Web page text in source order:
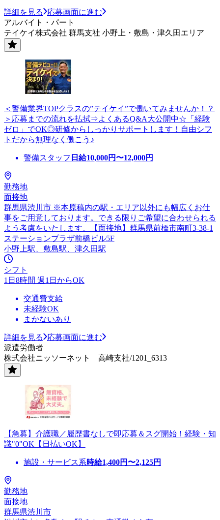
詳細を見る
応募画面に進む
アルバイト・パート
テイケイ株式会社 群馬支社 小野上・敷島・津久田エリア
＜警備業界TOPクラスの”テイケイ”で働いてみませんか！？
＞応募までの流れを払拭⇒よくあるQ&A大公開中☆「経験
ゼロ」でOK◎研修からしっかりサポートします！自由シフ
トだから無理なく働こう♪
警備スタッフ 日給10,000円〜12,000円
勤務地
面接地
群馬県渋川市 ※本原稿内の駅・エリア以外にも幅広くお仕
事をご用意しております。できる限りご希望に合わせられる
よう考慮をいたします。【面接地】群馬県前橋市南町3-38-1
ステーションプラザ前橋ビル5F
小野上駅、敷島駅、津久田駅
シフト
1日8時間 週1日からOK
交通費支給
未経験OK
まかないあり
詳細を見る
応募画面に進む
派遣労働者
株式会社ニッソーネット 高崎支社/1201_6313
【急募】介護職／履歴書なしで即応募＆スグ開始！経験・知
識"0"OK【日払いOK】
施設・サービス系時給1,400円〜2,125円
勤務地
面接地
群馬県渋川市